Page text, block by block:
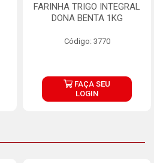
FARINHA TRIGO INTEGRAL
DONA BENTA 1KG
Código: 3770
FAÇA SEU
LOGIN